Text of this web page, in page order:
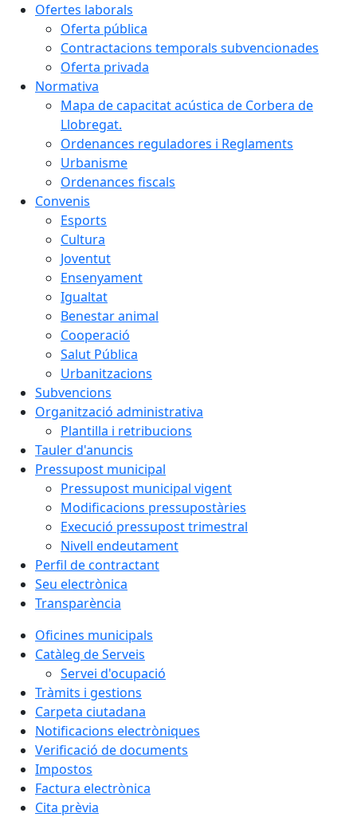
Ofertes laborals
Oferta pública
Contractacions temporals subvencionades
Oferta privada
Normativa
Mapa de capacitat acústica de Corbera de
Llobregat.
Ordenances reguladores i Reglaments
Urbanisme
Ordenances fiscals
Convenis
Esports
Cultura
Joventut
Ensenyament
Igualtat
Benestar animal
Cooperació
Salut Pública
Urbanitzacions
Subvencions
Organització administrativa
Plantilla i retribucions
Tauler d'anuncis
Pressupost municipal
Pressupost municipal vigent
Modificacions pressupostàries
Execució pressupost trimestral
Nivell endeutament
Perfil de contractant
Seu electrònica
Transparència
Oficines municipals
Catàleg de Serveis
Servei d'ocupació
Tràmits i gestions
Carpeta ciutadana
Notificacions electròniques
Verificació de documents
Impostos
Factura electrònica
Cita prèvia